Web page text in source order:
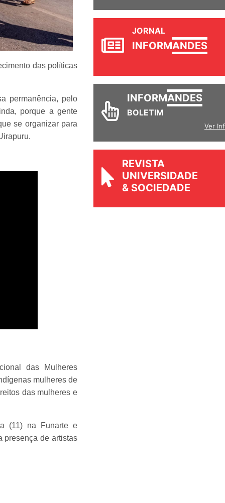
das políticas
permanência, pelo
porque a gente
se organizar para
das Mulheres
mulheres de
das mulheres e
(11) na Funarte e
presença de artistas
JORNAL
INFORMANDES
INFORMANDES
BOLETIM
Ver
REVISTA
UNIVERSIDADE
& SOCIEDADE